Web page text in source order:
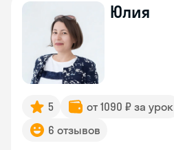
Юлия
5 от 1090 ₽ за урок
6 отзывов